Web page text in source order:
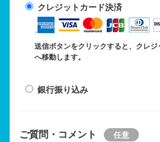
クレジットカード決済
送信ボタンをクリックすると、クレ
へ移動します。
銀行振り込み
ご質問・コメント